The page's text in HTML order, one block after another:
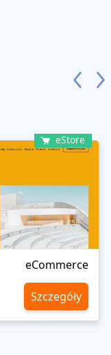
eStore
eCommerce
Szczegóły